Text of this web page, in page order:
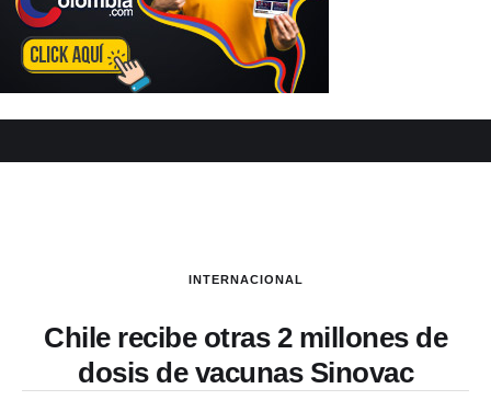
INTERNACIONAL
Chile recibe otras 2 millones de
dosis de vacunas Sinovac